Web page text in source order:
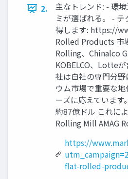
2.
主なトレンド: - 環
ミが選ばれる。 -
得します: https://
Rolled Products 市
Rolling、Chinalco
KOBELCO、Lotte
社は自社の専門分
ウム市場で重要な
ーズに応えていま
約87億ドル これに
Rolling Mill AMAG
https://
flat-rolled-